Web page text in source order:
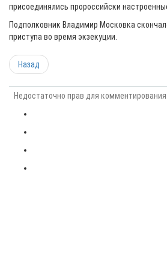
присоединялись пророссийски
Подполковник Владимир Московка
приступа во время экзекуции.
Назад
Недостаточно прав для